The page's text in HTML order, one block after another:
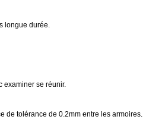
longue durée.
examiner se réunir.
de tolérance de 0.2mm entre les armoires.